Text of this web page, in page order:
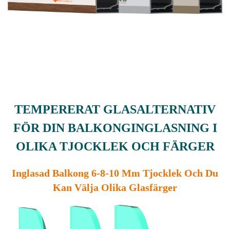
TEMPERERAT GLASALTERNATIV
FÖR DIN BALKONGINGLASNING I
OLIKA TJOCKLEK OCH FÄRGER
Inglasad Balkong 6-8-10 Mm Tjocklek Och Du
Kan Välja Olika Glasfärger